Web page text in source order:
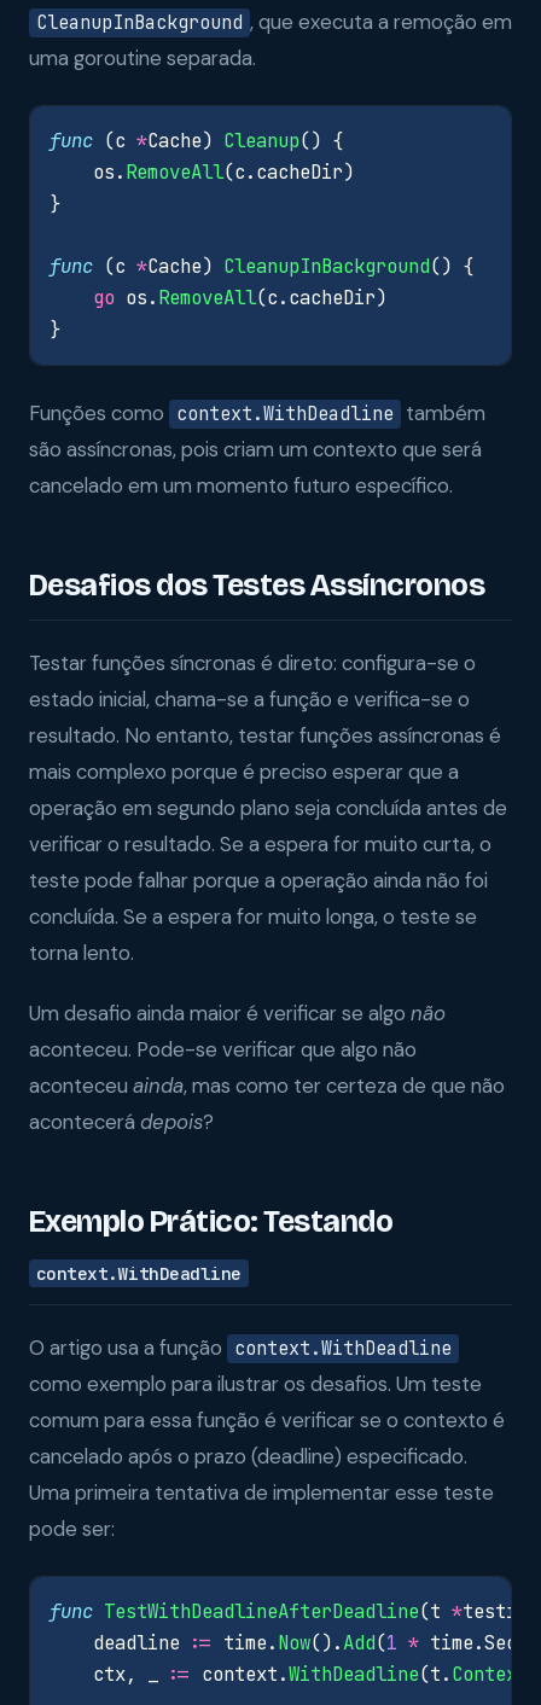
CleanupInBackground , que executa a remoção em
uma goroutine separada.
func (c *Cache) Cleanup() {
os.RemoveAll(c.cacheDir)
}
func (c *Cache) CleanupInBackground() {
go os.RemoveAll(c.cacheDir)
}
Funções como context.WithDeadline também
são assíncronas, pois criam um contexto que será
cancelado em um momento futuro específico.
Desafios dos Testes Assíncronos
Testar funções síncronas é direto: configura-se o
estado inicial, chama-se a função e verifica-se o
resultado. No entanto, testar funções assíncronas é
mais complexo porque é preciso esperar que a
operação em segundo plano seja concluída antes de
verificar o resultado. Se a espera for muito curta, o
teste pode falhar porque a operação ainda não foi
concluída. Se a espera for muito longa, o teste se
torna lento.
Um desafio ainda maior é verificar se algo não
aconteceu. Pode-se verificar que algo não
aconteceu ainda, mas como ter certeza de que não
acontecerá depois?
Exemplo Prático: Testando
context.WithDeadline
O artigo usa a função context.WithDeadline
como exemplo para ilustrar os desafios. Um teste
comum para essa função é verificar se o contexto é
cancelado após o prazo (deadline) especificado.
Uma primeira tentativa de implementar esse teste
pode ser:
func TestWithDeadlineAfterDeadline(t *testing
deadline := time.Now().Add(1 * time.
ctx, := context.WithDeadline(t.Context